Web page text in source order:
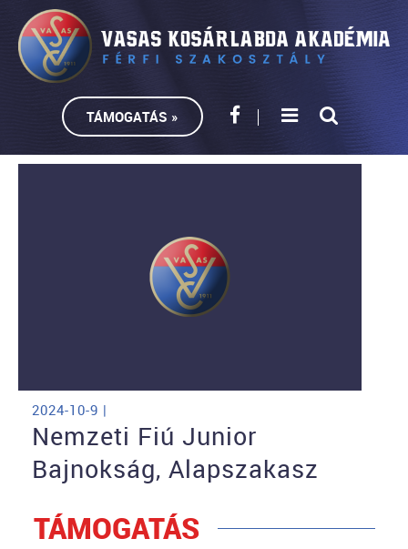
TÁMOGATÁS »
2024-10-9 |
Nemzeti Fiú Junior
Bajnokság, Alapszakasz
TÁMOGATÁS